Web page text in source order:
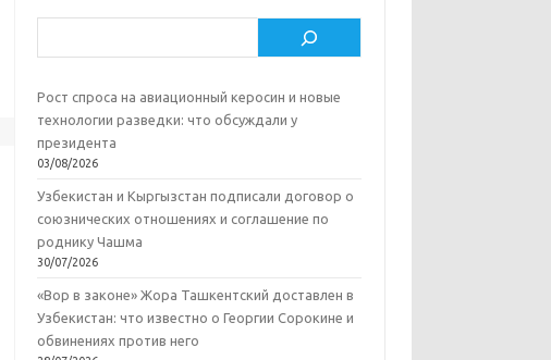
Рост спроса на авиационный керосин и новые
технологии разведки: что обсуждали у
президента
03/08/2026
Узбекистан и Кыргызстан подписали договор о
союзнических отношениях и соглашение по
роднику Чашма
30/07/2026
«Вор в законе» Жора Ташкентский доставлен в
Узбекистан: что известно о Георгии Сорокине и
обвинениях против него